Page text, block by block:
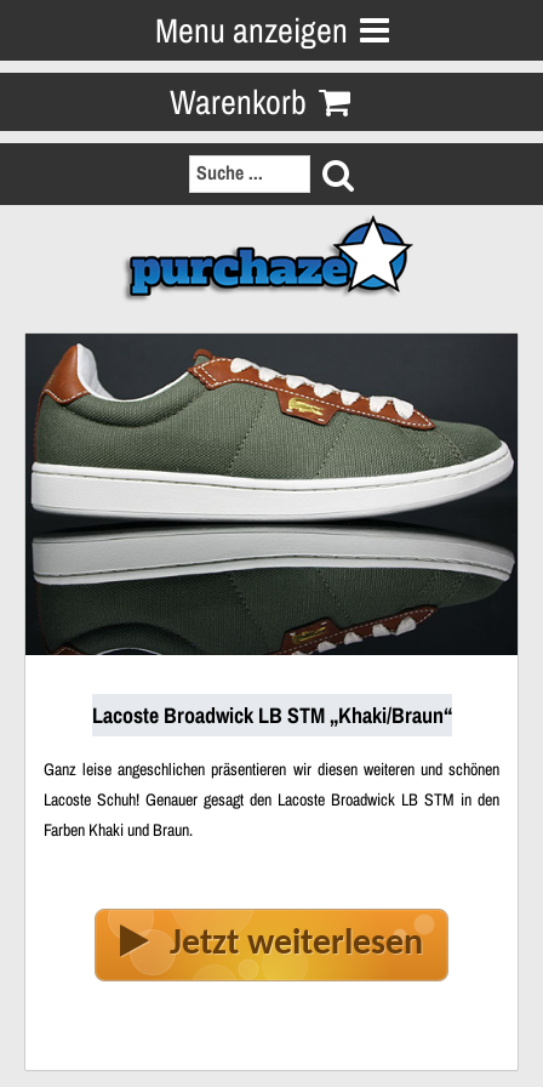
Menu anzeigen
Warenkorb
Lacoste Broadwick LB STM „Khaki/Braun“
Ganz leise angeschlichen präsentieren wir diesen weiteren und schönen
Lacoste Schuh! Genauer gesagt den Lacoste Broadwick LB STM in den
Farben Khaki und Braun.
Jetzt weiterlesen